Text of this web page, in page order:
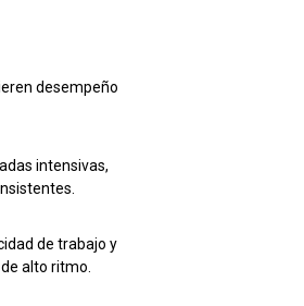
desempeño
intensivas,
de trabajo y
alto ritmo.